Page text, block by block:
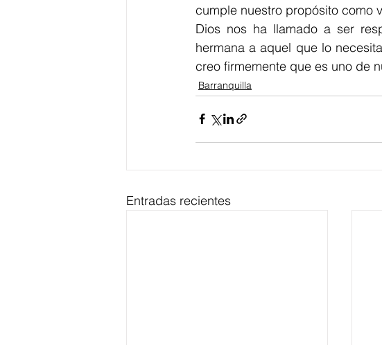
cumple nuestro propósito como
Dios nos ha llamado a ser
hermana a aquel que lo
creo firmemente que es uno de
Barranquilla
Entradas recientes